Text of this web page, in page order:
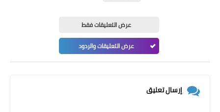
عرض التعليقات فقط
عرض التعليقات والردود
إرسال تعليق